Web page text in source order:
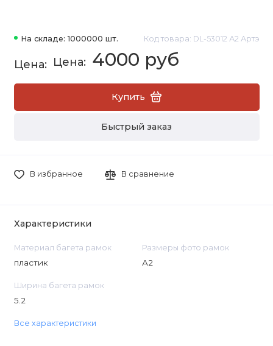
На складе: 1000000 шт. Код товара: DL-53012 А2 Артэ
4000 руб
Купить
Быстрый заказ
В избранное В сравнение
Характеристики
Материал багета рамок
пластик
Размеры фото рамок
А2
Ширина багета рамок
5.2
Все характеристики